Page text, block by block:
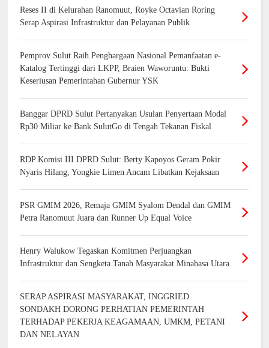
Reses II di Kelurahan Ranomuut, Royke Octavian Roring
Serap Aspirasi Infrastruktur dan Pelayanan Publik
Pemprov Sulut Raih Penghargaan Nasional Pemanfaatan e-
Katalog Tertinggi dari LKPP, Braien Waworuntu: Bukti
Keseriusan Pemerintahan Gubernur YSK
Banggar DPRD Sulut Pertanyakan Usulan Penyertaan Modal
Rp30 Miliar ke Bank SulutGo di Tengah Tekanan Fiskal
RDP Komisi III DPRD Sulut: Berty Kapoyos Geram Pokir
Nyaris Hilang, Yongkie Limen Ancam Libatkan Kejaksaan
PSR GMIM 2026, Remaja GMIM Syalom Dendal dan GMIM
Petra Ranomuut Juara dan Runner Up Equal Voice
Henry Walukow Tegaskan Komitmen Perjuangkan
Infrastruktur dan Sengketa Tanah Masyarakat Minahasa Utara
SERAP ASPIRASI MASYARAKAT, INGGRIED
SONDAKH DORONG PERHATIAN PEMERINTAH
TERHADAP PEKERJA KEAGAMAAN, UMKM, PETANI
DAN NELAYAN